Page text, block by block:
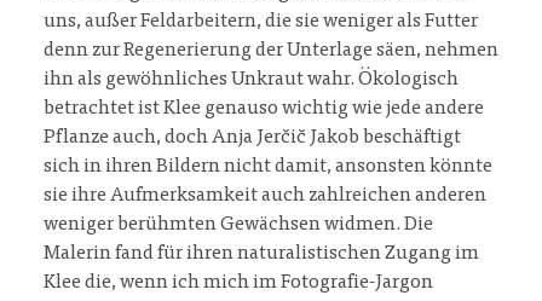
uns, außer Feldarbeitern, die sie weniger als Futter
denn zur Regenerierung der Unterlage säen, nehmen
ihn als gewöhnliches Unkraut wahr. Ökologisch
betrachtet ist Klee genauso wichtig wie jede andere
Pflanze auch, doch Anja Jerčič Jakob beschäftigt
sich in ihren Bildern nicht damit, ansonsten könnte
sie ihre Aufmerksamkeit auch zahlreichen anderen
weniger berühmten Gewächsen widmen. Die
Malerin fand für ihren naturalistischen Zugang im
Klee die, wenn ich mich im Fotografie-Jargon